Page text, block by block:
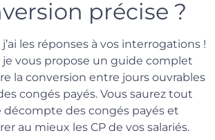
précise ?
les réponses à vos interrogations !
je vous propose un guide complet
la conversion entre jours ouvrables
congés payés. Vous saurez tout
décompte des congés payés et
au mieux les CP de vos salariés.